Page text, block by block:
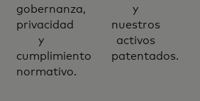
gobernanza,
privacidad
y
cumplimiento
normativo.
y
nuestros
activos
patentados.